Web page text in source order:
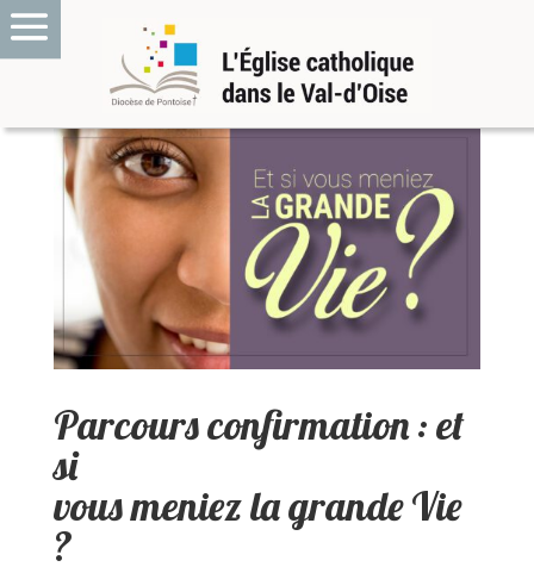
Parcours confirmation : et
si
vous meniez la grande Vie
?